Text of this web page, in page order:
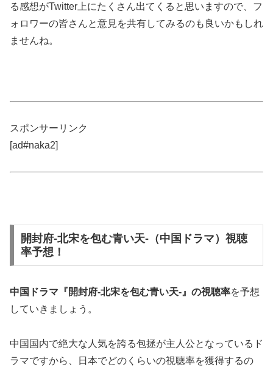
る感想がTwitter上にたくさん出てくると思いますので、フ
ォロワーの皆さんと意見を共有してみるのも良いかもしれ
ませんね。
スポンサーリンク
[ad#naka2]
開封府-北宋を包む青い天-（中国ドラマ）視聴
率予想！
中国ドラマ『開封府-北宋を包む青い天-』の視聴率を予想
していきましょう。
中国国内で絶大な人気を誇る包拯が主人公となっているド
ラマですから、日本でどのくらいの視聴率を獲得するの